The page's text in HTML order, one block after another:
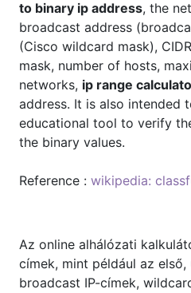
to binary ip address, the
broadcast address
(Cisco wildcard mask),
mask, number of hosts,
networks, ip range
address. It is also intended
educational tool to verify
the binary values.
Reference : wikipedia:
Az online alhálózati
címek, mint például az első,
broadcast IP-címek,